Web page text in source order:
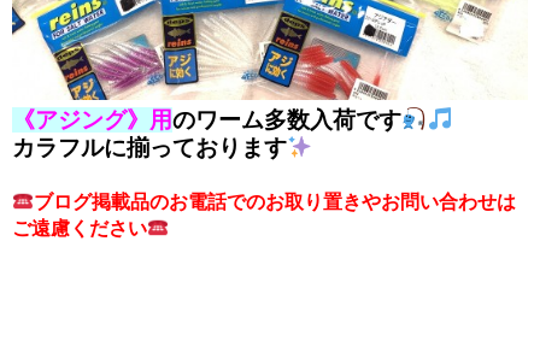
《アジング》用のワーム多数入荷です
カラフルに揃っております
ブログ掲載品のお電話でのお取り置きやお問い合わせは
ご遠慮ください